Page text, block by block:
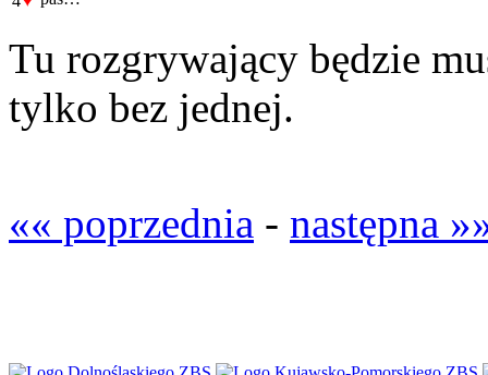
Tu rozgrywający będzie
tylko bez jednej.
«« poprzednia - następna